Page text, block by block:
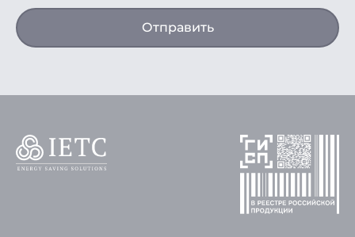
Отправить